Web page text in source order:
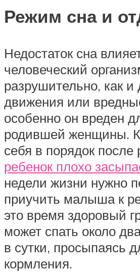
Режим сна и
Недостаток сна
человеческий
разрушительно, как
движения или
особенно он вреден
родившей женщины.
себя в порядок после
ребенок плохо
недели жизни нужно
приучить малыша к
это время здоровый
может спать около
в сутки, просыпаясь
кормления.